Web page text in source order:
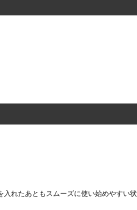
入れたあともスムーズに使い始めやすい